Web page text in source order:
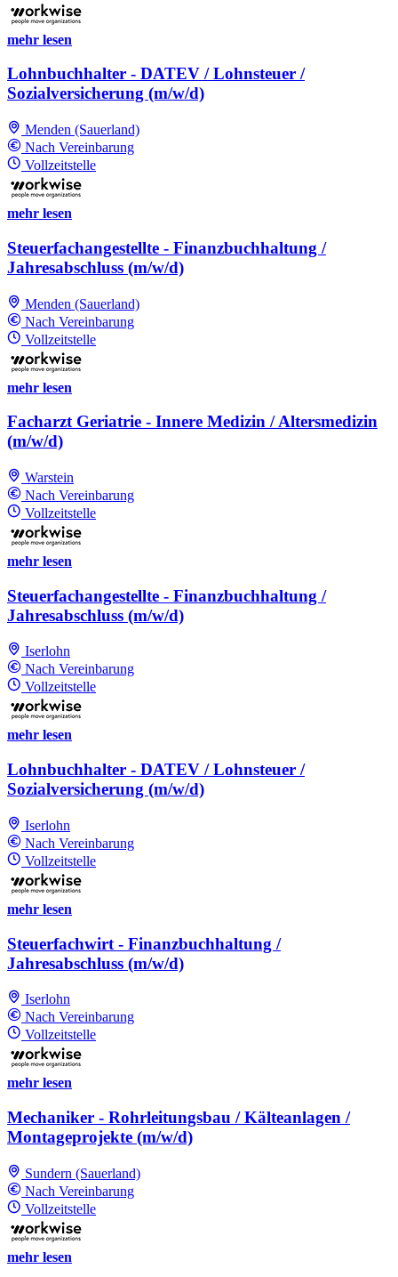
mehr lesen
Lohnbuchhalter - DATEV / Lohnsteuer /
Sozialversicherung (m/w/d)
Menden (Sauerland)
Nach Vereinbarung
Vollzeitstelle
mehr lesen
Steuerfachangestellte - Finanzbuchhaltung /
Jahresabschluss (m/w/d)
Menden (Sauerland)
Nach Vereinbarung
Vollzeitstelle
mehr lesen
Facharzt Geriatrie - Innere Medizin / Altersmedizin
(m/w/d)
Warstein
Nach Vereinbarung
Vollzeitstelle
mehr lesen
Steuerfachangestellte - Finanzbuchhaltung /
Jahresabschluss (m/w/d)
Iserlohn
Nach Vereinbarung
Vollzeitstelle
mehr lesen
Lohnbuchhalter - DATEV / Lohnsteuer /
Sozialversicherung (m/w/d)
Iserlohn
Nach Vereinbarung
Vollzeitstelle
mehr lesen
Steuerfachwirt - Finanzbuchhaltung /
Jahresabschluss (m/w/d)
Iserlohn
Nach Vereinbarung
Vollzeitstelle
mehr lesen
Mechaniker - Rohrleitungsbau / Kälteanlagen /
Montageprojekte (m/w/d)
Sundern (Sauerland)
Nach Vereinbarung
Vollzeitstelle
mehr lesen